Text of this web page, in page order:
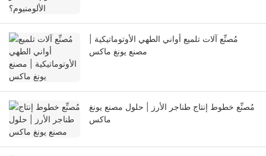
مُصنِّع آلات تلميع أواني الطهي الأوتوماتيكية |
مصنع يونغ ماكس
مُصنِّع خطوط إنتاج طناجر الأرز | حلول مصنع يونغ
ماكس